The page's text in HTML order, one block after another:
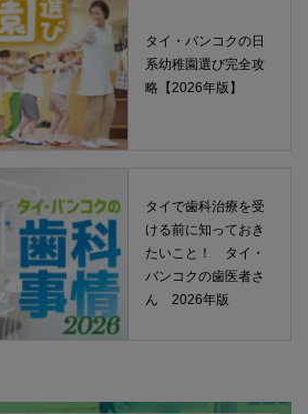
タイ・バンコクの日
系幼稚園選び完全攻
略【2026年版】
タイで歯科治療を受
ける前に知っておき
たいこと！ タイ・
バンコクの歯医者さ
ん 2026年版